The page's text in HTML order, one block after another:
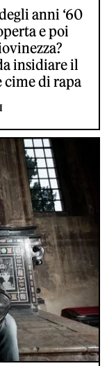
anni ‘60
e poi
insidiare il
cime di rapa